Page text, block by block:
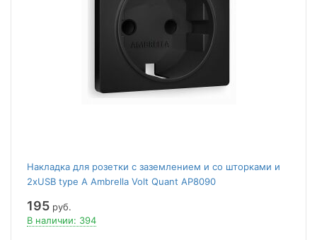
Накладка для розетки с заземлением и со шторками и
2хUSB type A Ambrella Volt Quant AP8090
195 руб.
В наличии: 394